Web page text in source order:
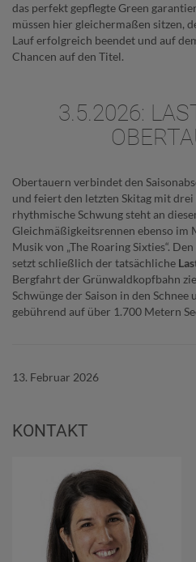
das perfekt gepflegte Green
müssen hier gleichermaßen sitzen,
Lauf erfolgreich beendet und auf
Chancen auf den Titel.
3.5.2026:
Obertauern verbindet den
und feiert den letzten Skitag mit
rhythmische Schwung steht an
Gleichmäßigkeitsrennen ebenso im
Musik von „The Roaring Sixties“.
setzt schließlich der tatsächliche
Bergfahrt der Grünwaldkopfbahn
Schwünge der Saison in den
gebührend auf über 1.700 Metern
13. Februar 2026
KONTAKT